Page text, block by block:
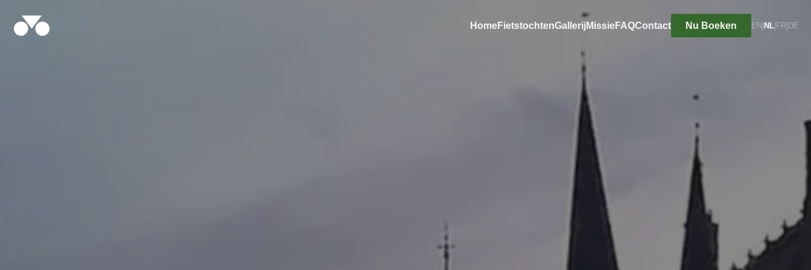
HomeFietstochtenGallerijMissieFAQContact Nu Boeken EN|NL|FR|DE